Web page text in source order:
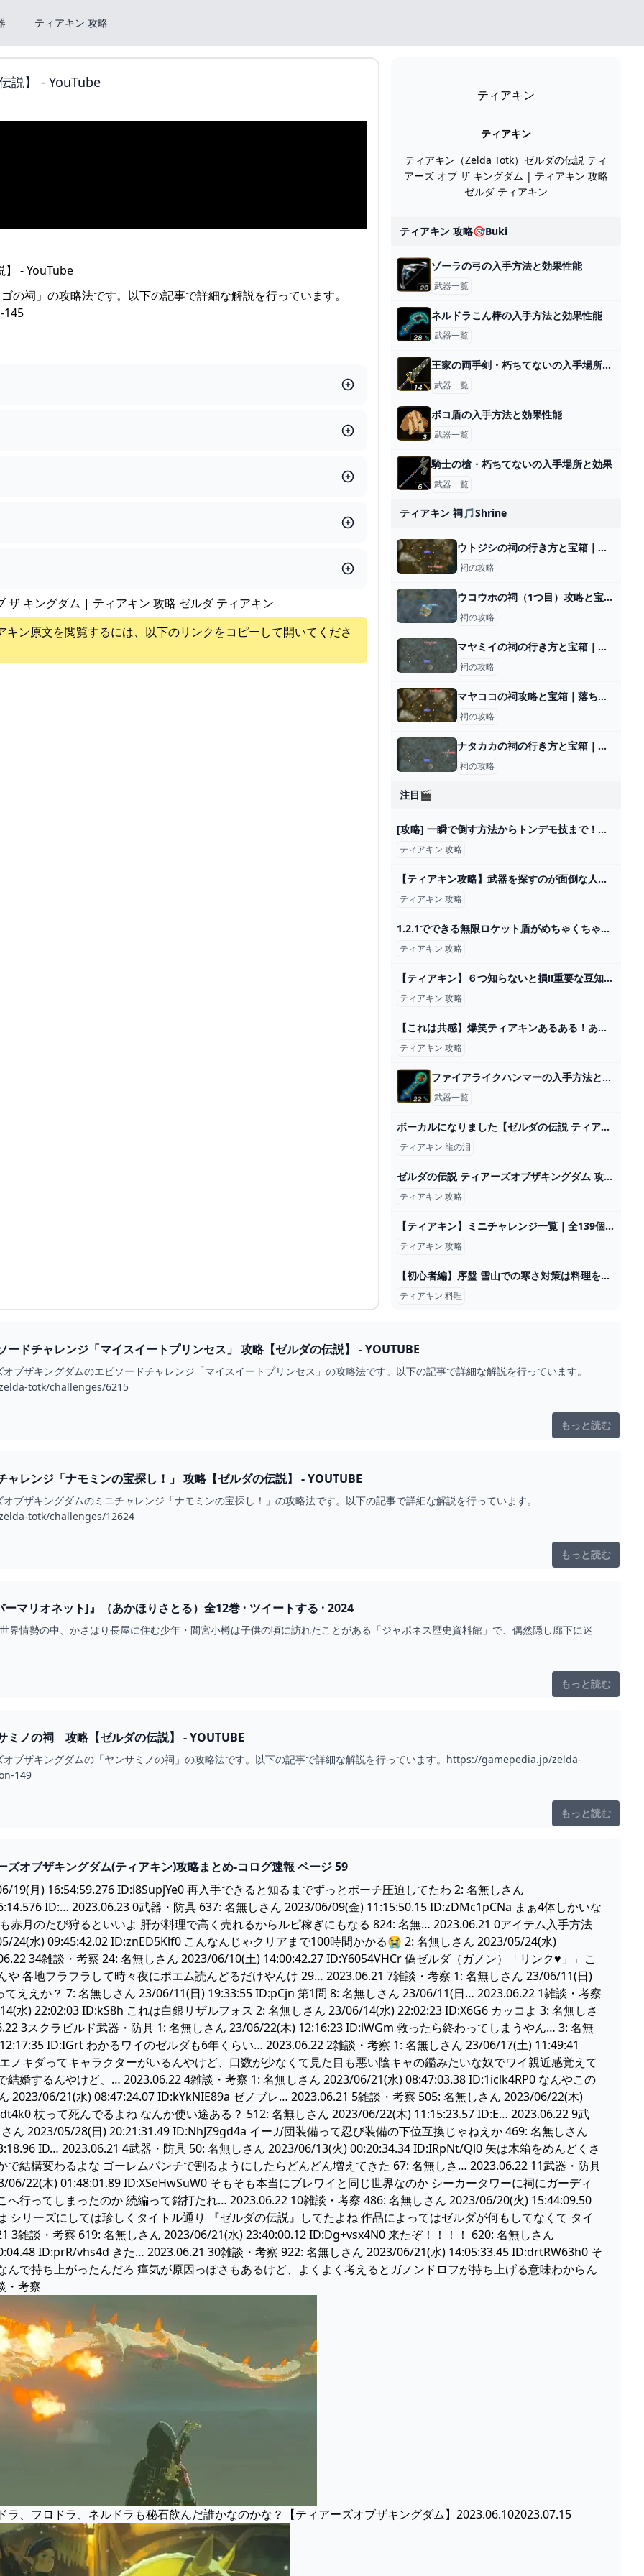
ティアキン 攻略
説】 - YouTube
祠」の攻略法です。以下の記事で詳細な解説を行っています。
キングダム | ティアキン 攻略 ゼルダ ティアキン
キン原文を閲覧するには、以下のリンクをコピーして開いてくださ
ティアキン
ティアキン
ティアキン（Zelda Totk）ゼルダの伝説 ティ
アーズ オブ ザ キングダム | ティアキン 攻略
ゼルダ ティアキン
ティアキン 攻略🎯buki
ゾーラの弓の入手方法と効果性能
武器一覧
ネルドラこん棒の入手方法と効果性能
武器一覧
王家の両手剣・朽ちてないの入手場所と効果
武器一覧
ボコ盾の入手方法と効果性能
武器一覧
騎士の槍・朽ちてないの入手場所と効果
武器一覧
ティアキン 祠🎵shrine
ウトジシの祠の行き方と宝箱｜ラウルの祝福
祠の攻略
ウコウホの祠（1つ目）攻略と宝箱｜創造する力
祠の攻略
マヤミイの祠の行き方と宝箱｜ラウルの祝福
祠の攻略
マヤココの祠攻略と宝箱｜落ちる刹那
祠の攻略
ナタカカの祠の行き方と宝箱｜ラウルの祝福
祠の攻略
注目🎬
[攻略] 一瞬で倒す方法からトンデモ技まで！リザルフォスの極秘ネタ１８選 [ゼルダの伝説 ブレスオブザワイルド] - YouTube
ティアキン 攻略
【ティアキン攻略】武器を探すのが面倒な人へ！序盤からいけるここでそこそこ強い武器をたくさん集めよう - YouTube
ティアキン 攻略
1.2.1でできる無限ロケット盾がめちゃくちゃ楽しい！【ティアキン TotK】裏技 バグ 検証 ゆっくり実況 glitch - YouTube
ティアキン 攻略
【ティアキン】６つ知らないと損!!重要な豆知識まとめ前編!!【ティアーズオブザキングダム】 - YouTube
ティアキン 攻略
【これは共感】爆笑ティアキンあるある！あなたはいくつ当てはまる？【ゼルダの伝説ティアーズオブザキングダム/ティアキン】【総集編】【作業用】 - YouTube
ティアキン 攻略
ファイアライクハンマーの入手方法と効果性能
武器一覧
ボーカルになりました【ゼルダの伝説 ティアーズオブザキングダム】#65 - YouTube
ティアキン 龍の泪
ゼルダの伝説 ティアーズオブザキングダム 攻略Wiki ティアキン ： ヘイグ攻略まとめWiki
ティアキン 攻略
【ティアキン】ミニチャレンジ一覧｜全139個【ゼルダの伝説ティアーズオブザキングダム】 - ゲームウィズ
ティアキン 攻略
【初心者編】序盤 雪山での寒さ対策は料理を作ればOK！～古びた防寒着入手場所【ゼルダの伝説/ティアキン/TotK】 - YouTube
ティアキン 料理
ードチャレンジ「マイスイートプリンセス」 攻略【ゼルダの伝説】 - YOUTUBE
ブザキングダムのエピソードチャレンジ「マイスイートプリンセス」の攻略法です。以下の記事で詳細な解説を行っています。
totk/challenges/6215
もっと読む
ャレンジ「ナモミンの宝探し！」 攻略【ゼルダの伝説】 - YOUTUBE
ブザキングダムのミニチャレンジ「ナモミンの宝探し！」の攻略法です。以下の記事で詳細な解説を行っています。
totk/challenges/12624
もっと読む
マリオネットJ』（あかほりさとる）全12巻 · ツイートする · 2024
情勢の中、かさはり長屋に住む少年・間宮小樽は子供の頃に訪れたことがある「ジャポネス歴史資料館」で、偶然隠し廊下に迷
もっと読む
ミノの祠 攻略【ゼルダの伝説】 - YOUTUBE
オブザキングダムの「ヤンサミノの祠」の攻略法です。以下の記事で詳細な解説を行っています。https://gamepedia.jp/zelda-
149
もっと読む
ゼルダの伝説ティアーズオブザキングダム(ティアキン)攻略まとめ-コログ速報 ページ 59
19(月) 16:54:59.276 ID:i8SupjYe0 再入手できると知るまでずっとポーチ圧迫してたわ 2: 名無しさん
ID:… 2023.06.23 0武器・防具 637: 名無しさん 2023/06/09(金) 11:15:50.15 ID:zDMc1pCNa まぁ4体しかいな
赤月のたび狩るといいよ 肝が料理で高く売れるからルピ稼ぎにもなる 824: 名無… 2023.06.21 0アイテム入手方法
24(水) 09:45:42.02 ID:znED5Klf0 こんなんじゃクリアまで100時間かかる😭 2: 名無しさん 2023/05/24(水)
34雑談・考察 24: 名無しさん 2023/06/10(土) 14:00:42.27 ID:Y6054VHCr 偽ゼルダ（ガノン）「リンク♥」←こ
や 各地フラフラして時々夜にポエム読んどるだけやんけ 29… 2023.06.21 7雑談・考察 1: 名無しさん 23/06/11(日)
てええか？ 7: 名無しさん 23/06/11(日) 19:33:55 ID:pCjn 第1問 8: 名無しさん 23/06/11(日… 2023.06.22 1雑談・考察
水) 22:02:03 ID:kS8h これは白銀リザルフォス 2: 名無しさん 23/06/14(水) 22:02:23 ID:X6G6 カッコよ 3: 名無しさ
3スクラビルド武器・防具 1: 名無しさん 23/06/22(木) 12:16:23 ID:iWGm 救ったら終わってしまうやん… 3: 名無
ID:IGrt わかるワイのゼルダも6年くらい… 2023.06.22 2雑談・考察 1: 名無しさん 23/06/17(土) 11:49:41
ノキダってキャラクターがいるんやけど、口数が少なくて見た目も悪い陰キャの鑑みたいな奴でワイ親近感覚えて
結婚するんやけど、… 2023.06.22 4雑談・考察 1: 名無しさん 2023/06/21(水) 08:47:03.38 ID:1iclk4RP0 なんやこの
2023/06/21(水) 08:47:24.07 ID:kYkNIE89a ゼノブレ… 2023.06.21 5雑談・考察 505: 名無しさん 2023/06/22(木)
杖って死んでるよね なんか使い途ある？ 512: 名無しさん 2023/06/22(木) 11:15:23.57 ID:E… 2023.06.22 9武
ん 2023/05/28(日) 20:21:31.49 ID:NhJZ9gd4a イーガ団装備って忍び装備の下位互換じゃねえか 469: 名無しさん
ID… 2023.06.21 4武器・防具 50: 名無しさん 2023/06/13(火) 00:20:34.34 ID:IRpNt/Ql0 矢は木箱をめんどくさ
で結構変わるよな ゴーレムパンチで割るようにしたらどんどん増えてきた 67: 名無しさ… 2023.06.22 11武器・防具
06/22(木) 01:48:01.89 ID:XSeHwSuW0 そもそも本当にブレワイと同じ世界なのか シーカータワーに祠にガーディ
へ行ってしまったのか 続編って銘打たれ… 2023.06.22 10雑談・考察 486: 名無しさん 2023/06/20(火) 15:44:09.50
シリーズにしては珍しくタイトル通り 『ゼルダの伝説』してたよね 作品によってはゼルダが何もしてなくて タイ
3雑談・考察 619: 名無しさん 2023/06/21(水) 23:40:00.12 ID:Dg+vsx4N0 来たぞ！！！！ 620: 名無しさん
ID:prR/vhs4d きた… 2023.06.21 30雑談・考察 922: 名無しさん 2023/06/21(水) 14:05:33.45 ID:drtRW63h0 そ
んで持ち上がったんだろ 瘴気が原因っぽさもあるけど、よくよく考えるとガノンドロフが持ち上げる意味わからん
・考察
ラ、フロドラ、ネルドラも秘石飲んだ誰かなのかな？【ティアーズオブザキングダム】2023.06.102023.07.15